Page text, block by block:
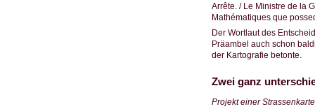
Arrête. / Le Ministre de la
Mathématiques que
Der Wortlaut des
Präambel auch schon
der Kartografie betonte.
Zwei ganz
Projekt einer Strassenkarte